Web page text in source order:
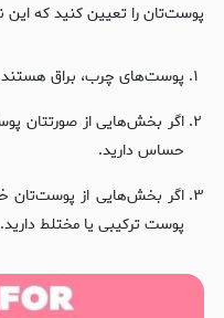
پوست‌تان را تعیین کنید که
پوست‌های چرب، براق
اگر بخش‌هایی از صورتتان
حساس دارید.
اگر بخش‌هایی از
پوست ترکیبی یا مختلط دارید.